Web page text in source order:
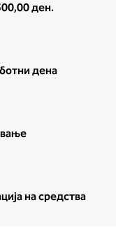
ден.
дена
на средства